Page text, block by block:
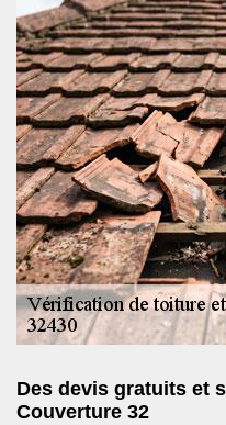
Des devis gratuits et
Couverture 32